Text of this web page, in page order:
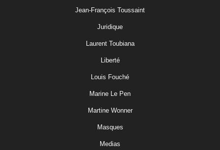
Jean-François Toussaint
Juridique
Laurent Toubiana
Liberté
Louis Fouché
Marine Le Pen
Martine Wonner
Masques
Medias